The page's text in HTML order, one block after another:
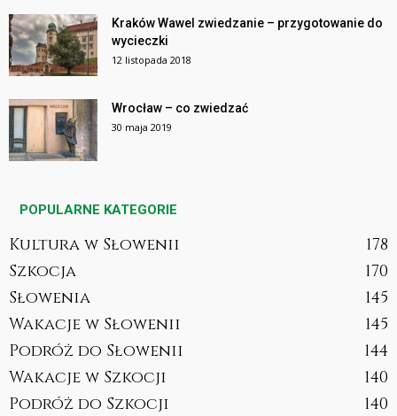
Kraków Wawel zwiedzanie – przygotowanie do
wycieczki
12 listopada 2018
Wrocław – co zwiedzać
30 maja 2019
POPULARNE KATEGORIE
Kultura w Słowenii
178
Szkocja
170
Słowenia
145
Wakacje w Słowenii
145
Podróż do Słowenii
144
Wakacje w Szkocji
140
Podróż do Szkocji
140